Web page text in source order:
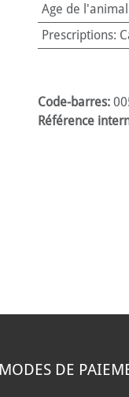
Age de l'animal
Prescriptions:
Code-barres:
Référence
MODES DE